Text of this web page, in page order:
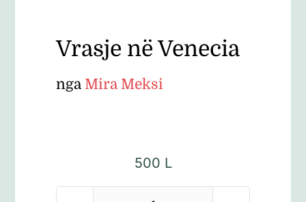
Vrasje në Venecia
nga Mira Meksi
500 L